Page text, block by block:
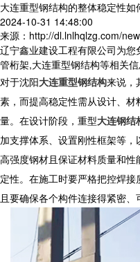
大连重型钢结构的整体稳定性如
2024-10-31 14:48:00
来源：http://dl.lnlhqlzg.com/
辽宁鑫业建设工程有限公司为您
管桁架,大连重型钢结构等相关
对于沈阳大连重型钢结构来说，
素，而提高稳定性需从设计、
量。在设计阶段， 重型大连钢结
加支撑体系、设置刚性框架等
高强度钢材且保证材料质量和
定性。在施工时要严格把控焊
且要确保各个构件连接得紧密、